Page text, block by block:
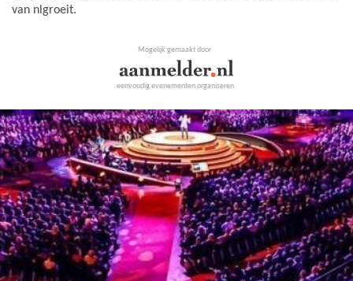
van nlgroeit.
Mogelijk gemaakt door
eenvoudig evenementen organiseren